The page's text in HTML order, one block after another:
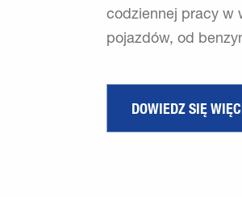
codziennej pracy w
pojazdów, od
DOWIEDZ SIĘ